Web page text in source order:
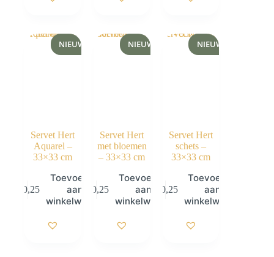
NIEUW
Servet Hert
Aquarel –
33×33 cm
0,25
Toevoegen
aan
winkelwagen
NIEUW
Servet Hert
met bloemen
– 33×33 cm
0,25
Toevoegen
aan
winkelwagen
NIEUW
Servet Hert
schets –
33×33 cm
0,25
Toevoegen
aan
winkelwagen